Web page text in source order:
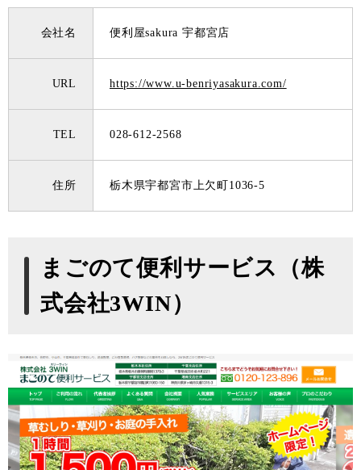
会社名 便利屋sakura 宇都宮店
URL https://www.u-benriyasakura.com/
TEL 028-612-2568
住所 栃木県宇都宮市上欠町1036-5
まごのて便利サービス（株
式会社3WIN）